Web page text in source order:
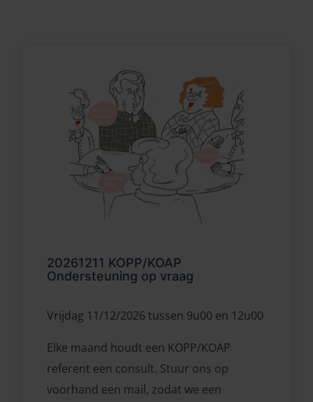
20261211 KOPP/KOAP
Ondersteuning op vraag
Elke maand houdt een KOPP/KOAP
referent een consult. Stuur ons op
voorhand een mail, zodat we een
Vrijdag 11/12/2026 tussen 9u00 en 12u00